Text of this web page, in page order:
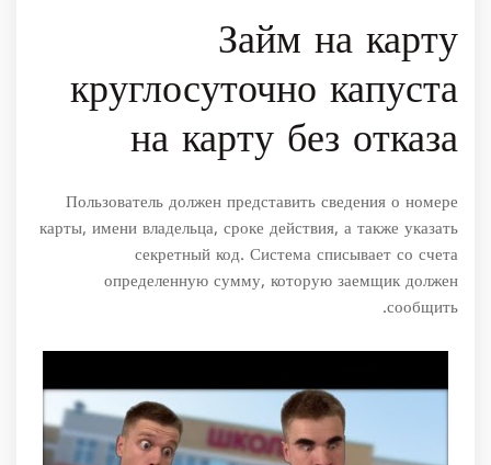
Займ на карту
круглосуточно капуста
на карту без отказа
Пользователь должен представить сведения о номере
карты, имени владельца, сроке действия, а также указать
секретный код. Система списывает со счета
определенную сумму, которую заемщик должен
сообщить.